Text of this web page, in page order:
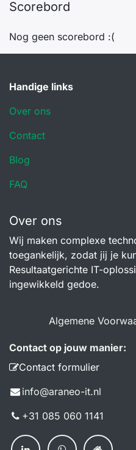
Scorebord
Nog geen scorebord :(
Handige links
Over ons
Contact
Blog
FAQ
Over ons
Wij maken complexe
toegankelijk, zodat jij je
Resultaatgerichte IT-
ingewikkeld gedoe.
Algemene
Contact op jouw manier:
Contact formulier
info@a​raneo-it.nl
+31 085 060 114​1